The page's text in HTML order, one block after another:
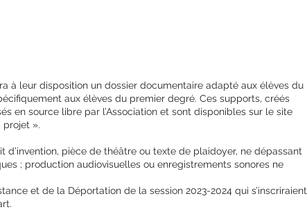
à leur disposition un dossier documentaire adapté aux élèves du
aux élèves du premier degré. Ces supports, créés
en source libre par l’Association et sont disponibles sur le site
projet ».
pièce de théâtre ou texte de plaidoyer, ne dépassant
; production audiovisuelles ou enregistrements sonores ne
et de la Déportation de la session 2023-2024 qui s’inscriraient